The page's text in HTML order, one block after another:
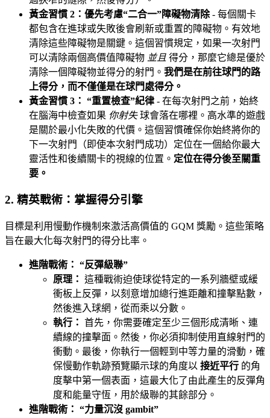
黃金習慣 2：優先考慮“二合一”障礙物清除- 每個關卡
都包含在進球或失敗後會刷新或重置的障礙物。有效地
清除這些障礙物是關鍵。這個習慣規定，如果一次射門
可以清除兩個高價值障礙物 並且 得分，那麼它總是優於
清除一個障礙物並得分的射門。 我們是在前往球門的路
上得分，而不僅僅是在球門處得分。
黃金習慣 3： “重置檢查”紀律 - 在每次射門之前，始終
在腦海中檢查如果 你射失球會落在哪裡。高水準的遊戲
是關於最小化失敗的代價。這個習慣確保你始終將你的
下一次射門（即使本次射門成功）定位在一個給你最大
靈活性和後續關卡的視線的位置。 定位在得分後至關重
要。
2. 精英戰術：掌握得分引擎
目標是利用慢動作機制來激活高價值的 GQM 獎勵。這些策略
旨在最大化每次射門的得分比率。
進階戰術： “反彈級聯”
原理： 這種戰術迫使球從特定的一系列牆壁或緩
衝板上反彈，以刻意增加總行進距離和撞擊點數，
然後進入球網，從而乘以分數。
執行： 首先，你需要確定至少三個形成清晰、連
續線的撞擊面。然後，你必須抑制使用直線射門的
衝動。最後，你執行一個輕到中等力量的滑動，確
保慢動作軌跡預覽顯示球的角度以 接近平行 的角
度擊中第一個表面，這最大化了由此產生的反彈角
度和能量守恆，用於級聯的其餘部分。
進階戰術： “力量沉沒 gambit”